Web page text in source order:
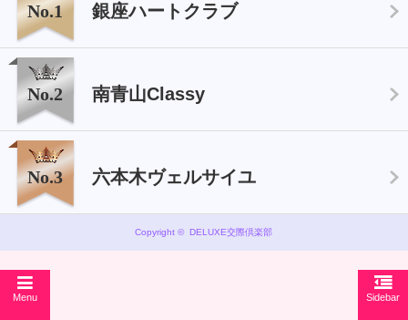
Menu Sidebar
No.1 銀座ハートクラブ
No.2 南青山Classy
No.3 六本木ヴェルサイユ
Copyright © DELUXE交際倶楽部